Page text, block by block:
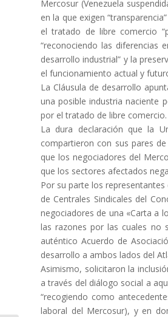
Mercosur (Venezuela
en la que exigen
el tratado de libre comercio
“reconociendo las diferencias
desarrollo industrial” y la
el funcionamiento actual y
La Cláusula de desarrollo
una posible industria naciente
por el tratado de libre comercio.
La dura declaración que la
compartieron con sus pares
que los negociadores del
que los sectores afectados
Por su parte los
de Centrales Sindicales del
negociadores de una «Carta a
las razones por las cuales no
auténtico Acuerdo de
desarrollo a ambos lados del
Asimismo, solicitaron la
a través del diálogo social a
“recogiendo como
laboral del Mercosur), y en